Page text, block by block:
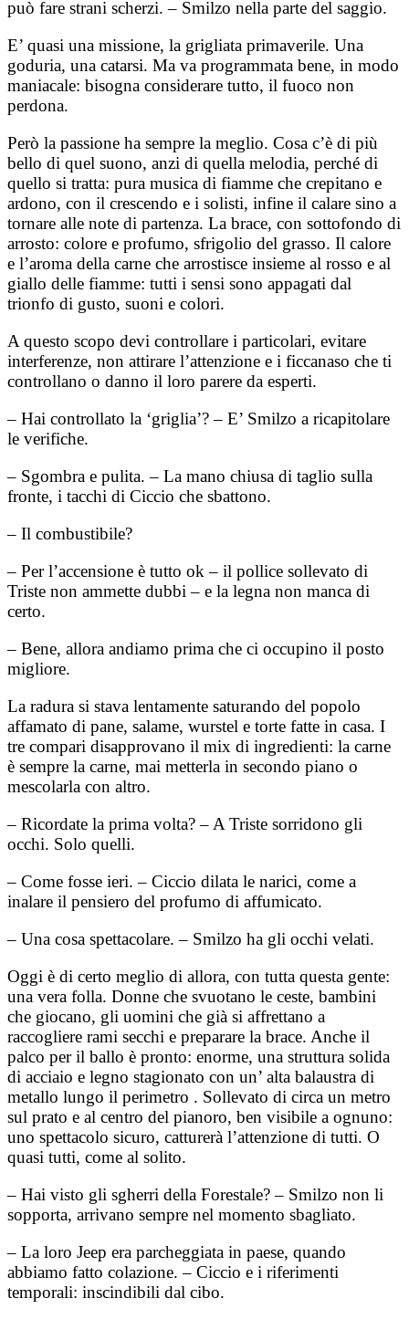
può fare strani scherzi. – Smilzo nella parte del saggio.
E’ quasi una missione, la grigliata primaverile. Una
goduria, una catarsi. Ma va programmata bene, in modo
maniacale: bisogna considerare tutto, il fuoco non
perdona.
Però la passione ha sempre la meglio. Cosa c’è di più
bello di quel suono, anzi di quella melodia, perché di
quello si tratta: pura musica di fiamme che crepitano e
ardono, con il crescendo e i solisti, infine il calare sino a
tornare alle note di partenza. La brace, con sottofondo di
arrosto: colore e profumo, sfrigolio del grasso. Il calore
e l’aroma della carne che arrostisce insieme al rosso e al
giallo delle fiamme: tutti i sensi sono appagati dal
trionfo di gusto, suoni e colori.
A questo scopo devi controllare i particolari, evitare
interferenze, non attirare l’attenzione e i ficcanaso che ti
controllano o danno il loro parere da esperti.
– Hai controllato la ‘griglia’? – E’ Smilzo a ricapitolare
le verifiche.
– Sgombra e pulita. – La mano chiusa di taglio sulla
fronte, i tacchi di Ciccio che sbattono.
– Il combustibile?
– Per l’accensione è tutto ok – il pollice sollevato di
Triste non ammette dubbi – e la legna non manca di
certo.
– Bene, allora andiamo prima che ci occupino il posto
migliore.
La radura si stava lentamente saturando del popolo
affamato di pane, salame, wurstel e torte fatte in casa. I
tre compari disapprovano il mix di ingredienti: la carne
è sempre la carne, mai metterla in secondo piano o
mescolarla con altro.
– Ricordate la prima volta? – A Triste sorridono gli
occhi. Solo quelli.
– Come fosse ieri. – Ciccio dilata le narici, come a
inalare il pensiero del profumo di affumicato.
– Una cosa spettacolare. – Smilzo ha gli occhi velati.
Oggi è di certo meglio di allora, con tutta questa gente:
una vera folla. Donne che svuotano le ceste, bambini
che giocano, gli uomini che già si affrettano a
raccogliere rami secchi e preparare la brace. Anche il
palco per il ballo è pronto: enorme, una struttura solida
di acciaio e legno stagionato con un’ alta balaustra di
metallo lungo il perimetro . Sollevato di circa un metro
sul prato e al centro del pianoro, ben visibile a ognuno:
uno spettacolo sicuro, catturerà l’attenzione di tutti. O
quasi tutti, come al solito.
– Hai visto gli sgherri della Forestale? – Smilzo non li
sopporta, arrivano sempre nel momento sbagliato.
– La loro Jeep era parcheggiata in paese, quando
abbiamo fatto colazione. – Ciccio e i riferimenti
temporali: inscindibili dal cibo.